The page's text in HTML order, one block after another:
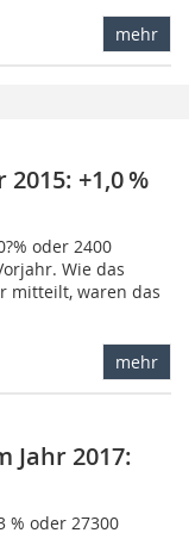
mehr
+1,0 %
oder 2400
Wie das
mitteilt, waren das
mehr
Jahr 2017:
% oder 27300